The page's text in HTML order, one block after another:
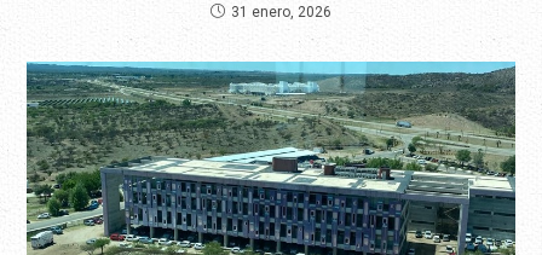
31 enero, 2026